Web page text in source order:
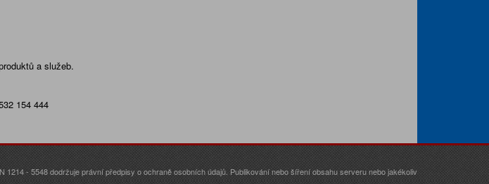
a služeb.
154 444
- 5548 dodržuje právní předpisy o ochraně osobních údajů. Publikování nebo šíření obsahu serveru nebo jakékoliv